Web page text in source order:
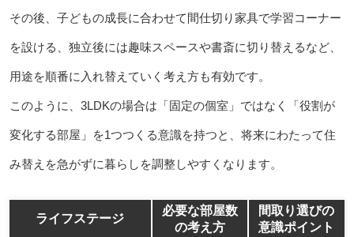
その後、子どもの成長に合わせて間仕切り家具で学習コーナー
を設ける、独立後には趣味スペースや書斎に切り替えるなど、
用途を順番に入れ替えていく考え方も有効です。
このように、3LDKの場合は「固定の個室」ではなく「役割が
変化する部屋」を1つつくる意識を持つと、将来にわたって住
み替えを急がずに暮らしを調整しやすくなります。
ライフステージ
必要な部屋数
の考え方
間取り選びの
意識ポイント